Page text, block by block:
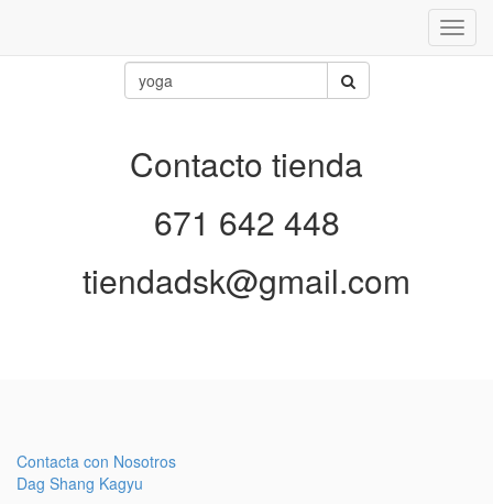
Contacto tienda
671 642 448
tiendadsk@gmail.com
Contacta con Nosotros
Dag Shang Kagyu